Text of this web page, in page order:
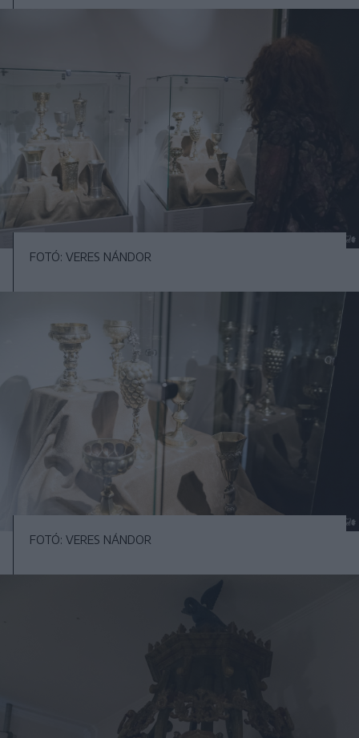
FOTÓ: VERES NÁNDOR
FOTÓ: VERES NÁNDOR